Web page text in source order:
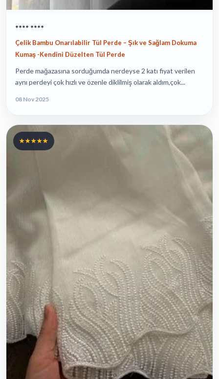
**** ****
Çelik Bambu Onarılabilir Tül Perde – Şık ve Sağlam Dokuma
Kumaş -Kendini Düzelten Tül Perde
Perde mağazasına sorduğumda nerdeyse 2 katı fiyat verilen
aynı perdeyi çok hızlı ve özenle diklilmiş olarak aldım,çok...
08 Nov 2025
★★★★★